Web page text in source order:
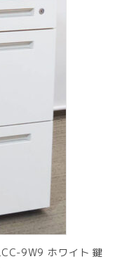
9W9 ホワイト 鍵